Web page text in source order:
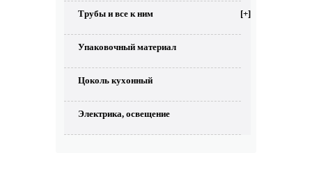
Трубы и все к ним [+]
Упаковочный материал
Цоколь кухонный
Электрика, освещение